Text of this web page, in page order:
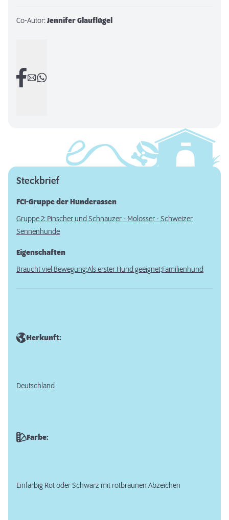
Co-Autor:Jennifer Glauflügel
Steckbrief
FCI-Gruppe der Hunderassen
Gruppe 2: Pinscher und Schnauzer - Molosser - Schweizer
Sennenhunde
Eigenschaften
Braucht viel Bewegung;Als erster Hund geeignet;Familienhund
Herkunft:
Deutschland
Farbe:
Einfarbig Rot oder Schwarz mit rotbraunen Abzeichen